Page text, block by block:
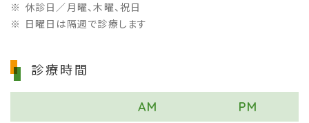
休診日／月曜、木曜、祝日
日曜日は隔週で診療します
診療時間
AM PM